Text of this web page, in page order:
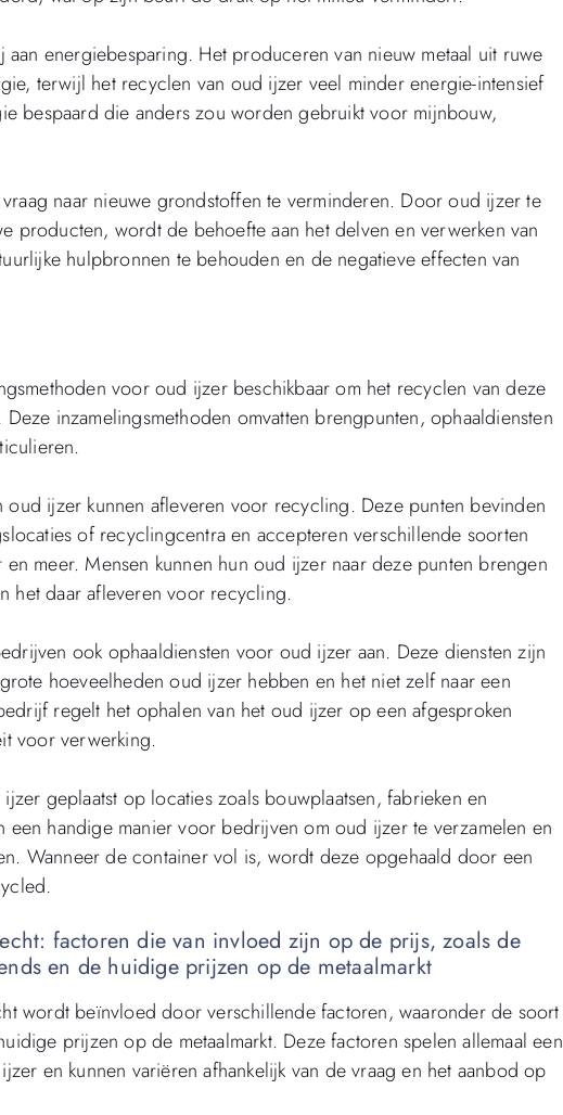
energiebesparing. Het produceren van nieuw metaal uit ruwe
terwijl het recyclen van oud ijzer veel minder energie-intensief
bespaard die anders zou worden gebruikt voor mijnbouw,
naar nieuwe grondstoffen te verminderen. Door oud ijzer te
producten, wordt de behoefte aan het delven en verwerken van
hulpbronnen te behouden en de negatieve effecten van
voor oud ijzer beschikbaar om het recyclen van deze
inzamelingsmethoden omvatten brengpunten, ophaaldiensten
oud ijzer kunnen afleveren voor recycling. Deze punten bevinden
of recyclingcentra en accepteren verschillende soorten
meer. Mensen kunnen hun oud ijzer naar deze punten brengen
het daar afleveren voor recycling.
ook ophaaldiensten voor oud ijzer aan. Deze diensten zijn
hoeveelheden oud ijzer hebben en het niet zelf naar een
regelt het ophalen van het oud ijzer op een afgesproken
voor verwerking.
geplaatst op locaties zoals bouwplaatsen, fabrieken en
handige manier voor bedrijven om oud ijzer te verzamelen en
Wanneer de container vol is, wordt deze opgehaald door een
factoren die van invloed zijn op de prijs, zoals de
en de huidige prijzen op de metaalmarkt
wordt beïnvloed door verschillende factoren, waaronder de soort
prijzen op de metaalmarkt. Deze factoren spelen allemaal een
en kunnen variëren afhankelijk van de vraag en het aanbod op